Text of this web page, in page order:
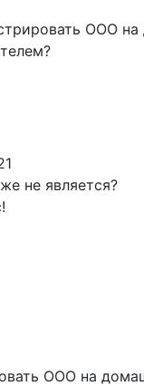
ООО
не является?
ООО на